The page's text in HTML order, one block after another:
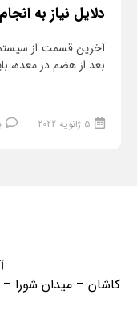
دلایل نیاز به
آخرین قسمت از
بعد از هضم در معده،
5 ژانویه 2022
کاشان – میدان شورا